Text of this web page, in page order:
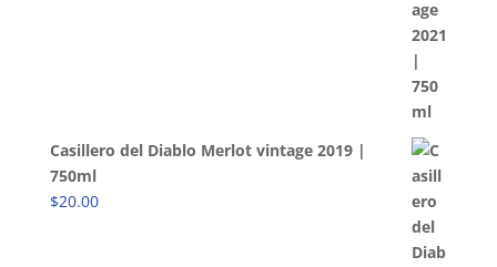
Casillero del Diablo Merlot vintage 2019 |
750ml
$20.00